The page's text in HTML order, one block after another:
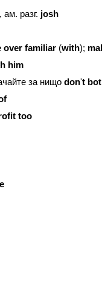
ам. разг. josh
over familiar(with);
him
за нищо don't
too